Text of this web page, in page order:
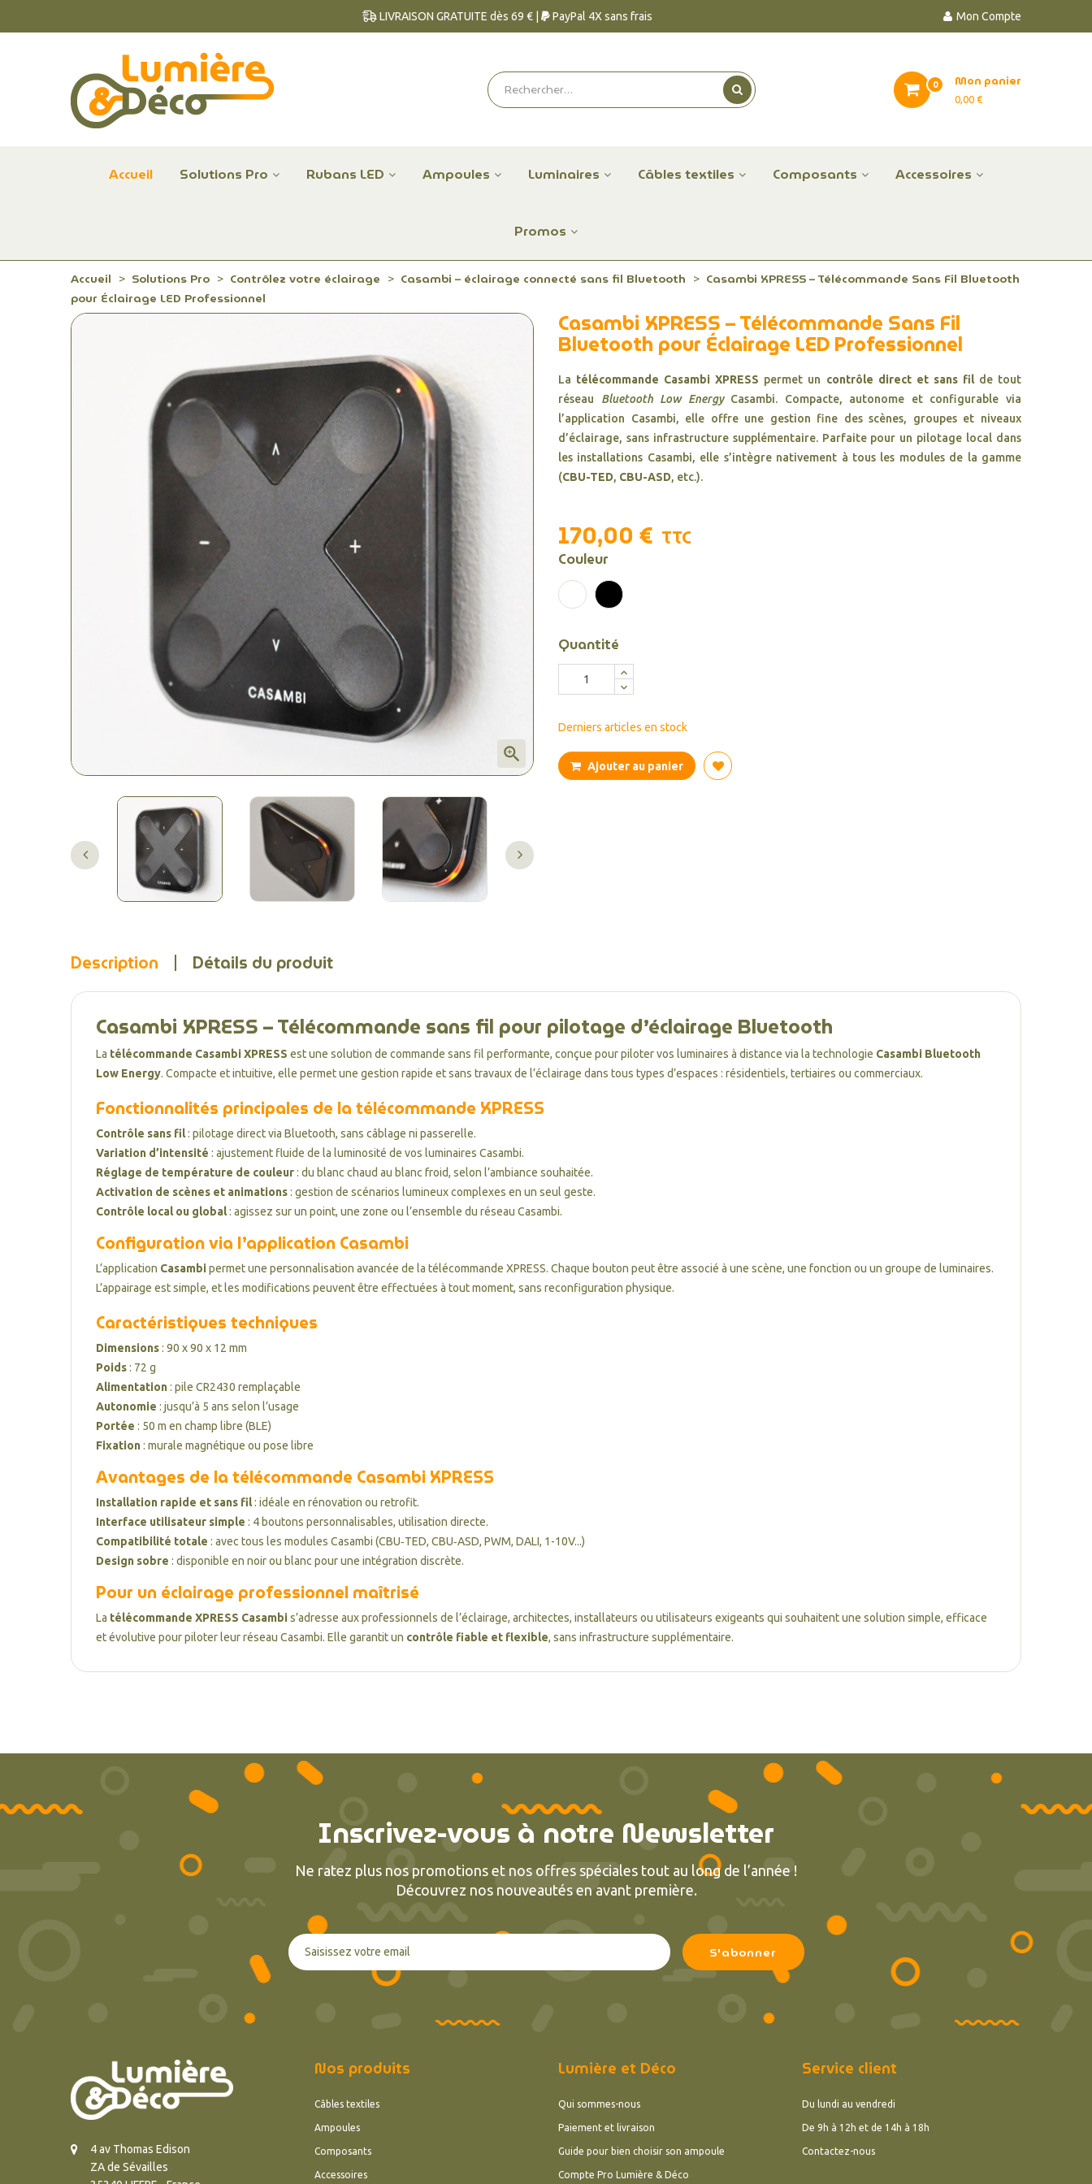
Mon Compte
LIVRAISON GRATUITE dès 69 € | PayPal 4X sans frais
Mon panier
0,00 €
0
Accueil Solutions Pro Rubans LED Ampoules Luminaires Câbles textiles Composants Accessoires
Promos
Accueil Solutions Pro Contrôlez votre éclairage Casambi – éclairage connecté sans fil Bluetooth
Casambi XPRESS – Télécommande Sans Fil Bluetooth
pour Éclairage LED Professionnel

Casambi XPRESS – Télécommande Sans Fil
Bluetooth pour Éclairage LED Professionnel
La télécommande Casambi XPRESS permet un contrôle direct et sans filde tout
réseau Bluetooth Low EnergyCasambi. Compacte, autonome et configurable via
l’application Casambi, elle offre une gestion fine des scènes, groupes et niveaux
d’éclairage, sans infrastructure supplémentaire. Parfaite pour un pilotage local dans
les installations Casambi, elle s’intègre nativement à tous les modules de la gamme
(CBU-TED, CBU-ASD, etc.).
170,00 € TTC
Couleur
Blanc Noir
Quantité
Derniers articles en stock
Ajouter au panier
Description Détails du produit
Casambi XPRESS – Télécommande sans fil pour pilotage d’éclairage Bluetooth
La télécommande Casambi XPRESS est une solution de commande sans fil performante, conçue pour piloter vos luminaires à distance via la technologie Casambi Bluetooth
Low Energy. Compacte et intuitive, elle permet une gestion rapide et sans travaux de l’éclairage dans tous types d’espaces : résidentiels, tertiaires ou commerciaux.
Fonctionnalités principales de la télécommande XPRESS
Contrôle sans fil: pilotage direct via Bluetooth, sans câblage ni passerelle.
Variation d’intensité : ajustement fluide de la luminosité de vos luminaires Casambi.
Réglage de température de couleur: du blanc chaud au blanc froid, selon l’ambiance souhaitée.
Activation de scènes et animations: gestion de scénarios lumineux complexes en un seul geste.
Contrôle local ou global: agissez sur un point, une zone ou l’ensemble du réseau Casambi.
Configuration via l’application Casambi
L’application Casambipermet une personnalisation avancée de la télécommande XPRESS. Chaque bouton peut être associé à une scène, une fonction ou un groupe de luminaires.
L’appairage est simple, et les modifications peuvent être effectuées à tout moment, sans reconfiguration physique.
Caractéristiques techniques
Dimensions: 90 x 90 x 12 mm
Poids: 72 g
Alimentation: pile CR2430 remplaçable
Autonomie : jusqu’à 5 ans selon l’usage
Portée : 50 m en champ libre (BLE)
Fixation: murale magnétique ou pose libre
Avantages de la télécommande Casambi XPRESS
Installation rapide et sans fil: idéale en rénovation ou retrofit.
Interface utilisateur simple : 4 boutons personnalisables, utilisation directe.
Compatibilité totale : avec tous les modules Casambi (CBU‑TED, CBU‑ASD, PWM, DALI, 1-10V...)
Design sobre : disponible en noir ou blanc pour une intégration discrète.
Pour un éclairage professionnel maîtrisé
La télécommande XPRESS Casambis’adresse aux professionnels de l’éclairage, architectes, installateurs ou utilisateurs exigeants qui souhaitent une solution simple, efficace
et évolutive pour piloter leur réseau Casambi. Elle garantit un contrôle fiable et flexible, sans infrastructure supplémentaire.
Inscrivez-vous à notre Newsletter
Ne ratez plus nos promotions et nos offres spéciales tout au long de l’année !
Découvrez nos nouveautés en avant première.
4 av Thomas Edison
ZA de Sévailles
Nos produits
Câbles textiles
Ampoules
Composants
Accessoires
Lumière et Déco
Qui sommes-nous
Paiement et livraison
Guide pour bien choisir son ampoule
Compte Pro Lumière & Déco
Service client
Du lundi au vendredi
De 9h à 12h et de 14h à 18h
Contactez-nous